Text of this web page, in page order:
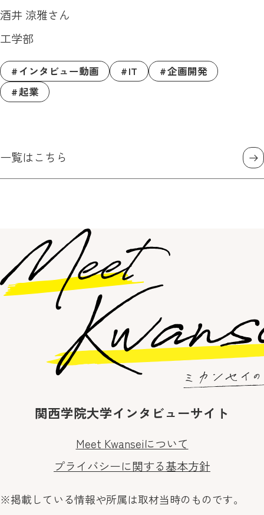
酒井 涼雅さん
工学部
インタビュー動画 IT
企画開発
起業
一覧はこちら
関西学院大学インタビューサイト
Meet Kwanseiについて
プライバシーに関する基本方針
※掲載している情報や所属は取材当時のものです。